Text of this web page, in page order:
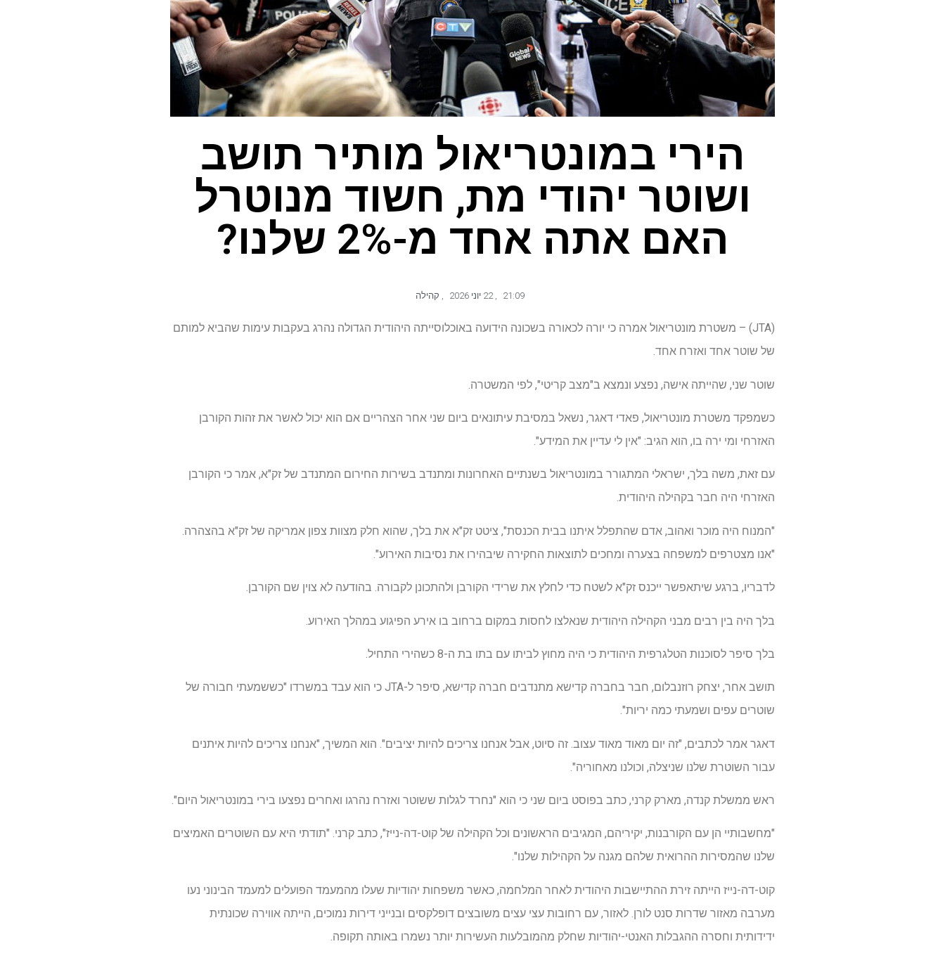
הירי במונטריאול מותיר תושב
ושוטר יהודי מת, חשוד מנוטרל
האם אתה אחד מ-2% שלנו?
21:09
, 22 יוני 2026 , קהילה
(JTA) – משטרת מונטריאול אמרה כי יורה לכאורה בשכונה הידועה באוכלוסייתה היהודית הגדולה נהרג בעקבות עימות שהביא למותם
של שוטר אחד ואזרח אחד.
שוטר שני, שהייתה אישה, נפצע ונמצא ב"מצב קריטי", לפי המשטרה.
כשמפקד משטרת מונטריאול, פאדי דאגר, נשאל במסיבת עיתונאים ביום שני אחר הצהריים אם הוא יכול לאשר את זהות הקורבן
האזרחי ומי ירה בו, הוא הגיב: "אין לי עדיין את המידע".
עם זאת, משה בלך, ישראלי המתגורר במונטריאול בשנתיים האחרונות ומתנדב בשירות החירום המתנדב של זק"א, אמר כי הקורבן
האזרחי היה חבר בקהילה היהודית.
"המנוח היה מוכר ואהוב, אדם שהתפלל איתנו בבית הכנסת", ציטט זק"א את בלך, שהוא חלק מצוות צפון אמריקה של זק"א בהצהרה.
"אנו מצטרפים למשפחה בצערה ומחכים לתוצאות החקירה שיבהירו את נסיבות האירוע".
לדבריו, ברגע שיתאפשר ייכנס זק"א לשטח כדי לחלץ את שרידי הקורבן ולהתכונן לקבורה. בהודעה לא צוין שם הקורבן.
בלך היה בין רבים מבני הקהילה היהודית שנאלצו לחסות במקום ברחוב בו אירע הפיגוע במהלך האירוע.
בלך סיפר לסוכנות הטלגרפית היהודית כי היה מחוץ לביתו עם בתו בת ה-8 כשהירי התחיל.
תושב אחר, יצחק רוזנבלום, חבר בחברה קדישא מתנדבים חברה קדישא, סיפר ל-JTA כי הוא עבד במשרדו "כששמעתי חבורה של
שוטרים עפים ושמעתי כמה יריות".
דאגר אמר לכתבים, "זה יום מאוד מאוד עצוב. זה סיוט, אבל אנחנו צריכים להיות יציבים". הוא המשיך, "אנחנו צריכים להיות איתנים
עבור השוטרת שלנו שניצלה, וכולנו מאחוריה".
ראש ממשלת קנדה, מארק קרני, כתב בפוסט ביום שני כי הוא "נחרד לגלות ששוטר ואזרח נהרגו ואחרים נפצעו בירי במונטריאול היום".
"מחשבותיי הן עם הקורבנות, יקיריהם, המגיבים הראשונים וכל הקהילה של קוט-דה-נייז", כתב קרני. "תודתי היא עם השוטרים האמיצים
שלנו שהמסירות ההרואית שלהם מגנה על הקהילות שלנו".
קוט-דה-נייז הייתה זירת ההתיישבות היהודית לאחר המלחמה, כאשר משפחות יהודיות שעלו מהמעמד הפועלים למעמד הבינוני נעו
מערבה מאזור שדרות סנט לורן. לאזור, עם רחובות עצי עצים משובצים דופלקסים ובנייני דירות נמוכים, הייתה אווירה שכונתית
ידידותית וחסרה ההגבלות האנטי-יהודיות שחלק מהמובלעות העשירות יותר נשמרו באותה תקופה.